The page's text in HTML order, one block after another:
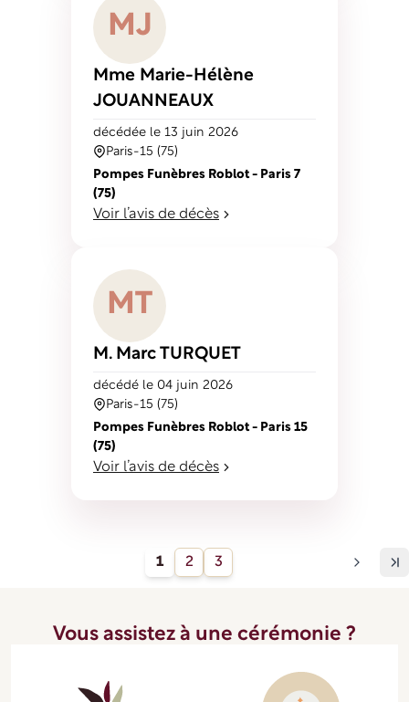
M J
Mme Marie-Hélène
JOUANNEAUX
Paris-15 (75)
décédée le 13 juin 2026
Pompes Funèbres Roblot - Paris 7
(75)
Voir l’avis de décès
M T
M. Marc TURQUET
Paris-15 (75)
décédé le 04 juin 2026
Pompes Funèbres Roblot - Paris 15
(75)
Voir l’avis de décès
1 2 3
Vous assistez à une cérémonie ?